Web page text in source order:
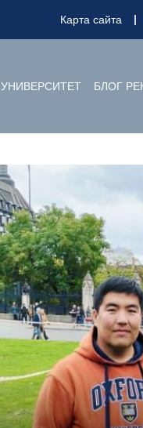
Карта сайта
УНИВЕРСИТЕТ БЛОГ